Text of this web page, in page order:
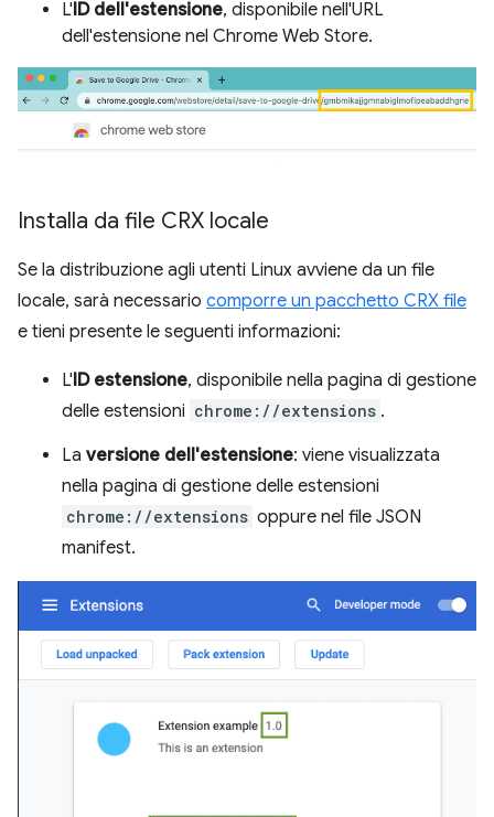
L'ID dell'estensione, disponibile nell'URL
dell'estensione nel Chrome Web Store.
Installa da file CRX locale
Se la distribuzione agli utenti Linux avviene da un file
locale, sarà necessario comporre un pacchetto CRX file
e tieni presente le seguenti informazioni:
L'ID estensione, disponibile nella pagina di gestione
delle estensioni chrome://extensions .
La versione dell'estensione: viene visualizzata
nella pagina di gestione delle estensioni
chrome://extensions oppure nel file JSON
manifest.